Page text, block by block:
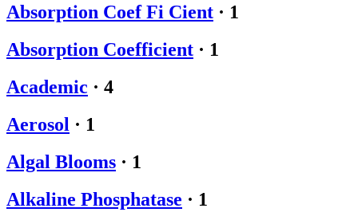
Absorption Coef Fi Cient · 1
Absorption Coefficient · 1
Academic · 4
Aerosol · 1
Algal Blooms · 1
Alkaline Phosphatase · 1